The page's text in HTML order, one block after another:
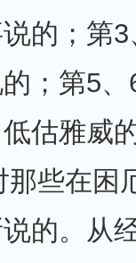
的；第
；第5
估雅威
那些在困
的。从